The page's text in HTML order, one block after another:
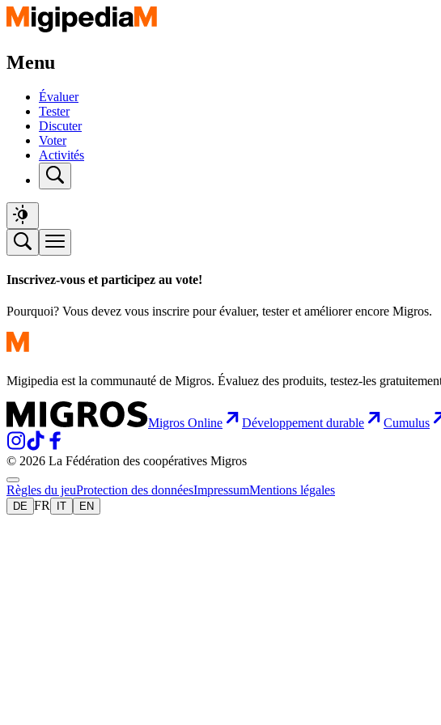
Menu
Évaluer
Tester
Discuter
Voter
Activités
Inscrivez-vous et participez au vote!
Pourquoi? Vous devez vous inscrire pour évaluer, tester et améliorer encore Migros.
Migipedia est la communauté de Migros. Évaluez des produits, testez-les
Migros Online Développement durable Cumulus
© 2026 La Fédération des coopératives Migros
Règles du jeuProtection des donnéesImpressumMentions légales
DE FR IT EN